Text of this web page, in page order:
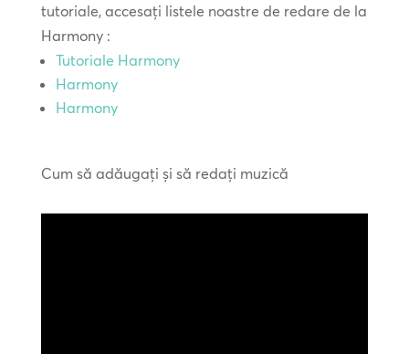
tutoriale, accesați listele noastre de redare de la
Harmony :
Tutoriale Harmony
Harmony
Harmony
Cum să adăugați și să redați muzică